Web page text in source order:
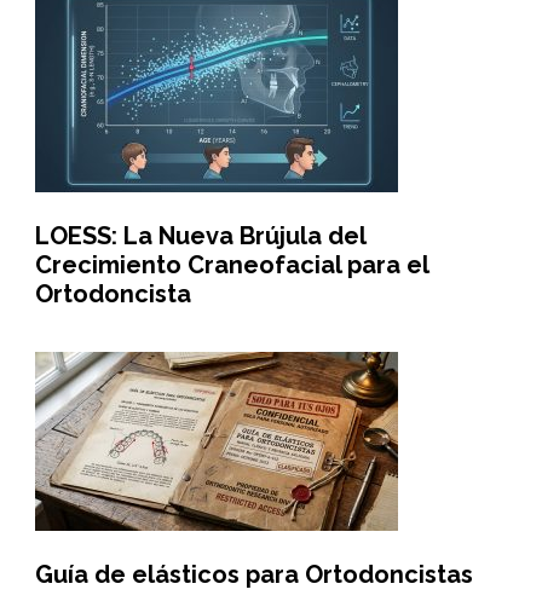
LOESS: La Nueva Brújula del
Crecimiento Craneofacial para el
Ortodoncista
Guía de elásticos para Ortodoncistas